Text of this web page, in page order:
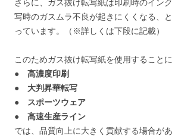
さらに、ガス抜け転写紙は印刷時のイン
写時のガスムラ不良が起きにくくなる、
っています。（※詳しくは下段に記載）
このためガス抜け転写紙を使用することに
● 高濃度印刷
● 大判昇華転写
● スポーツウェア
● 高速生産ライン
では、品質向上に大きく貢献する場合があ